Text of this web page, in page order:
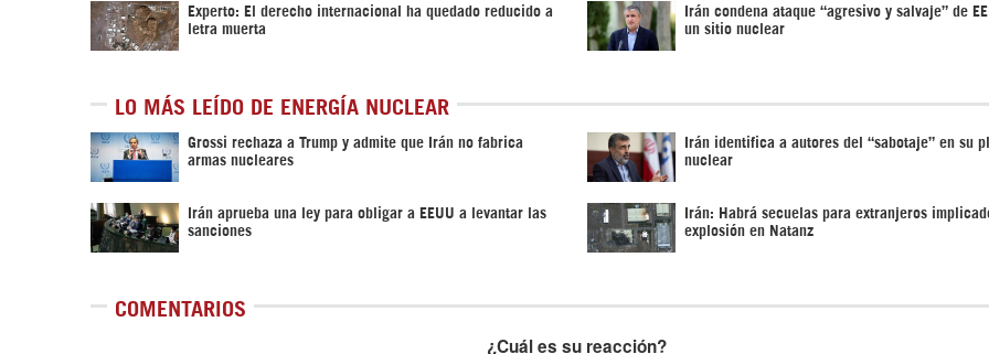
Experto: El derecho internacional ha quedado reducido a
letra muerta
Irán condena ataque “agresivo y salvaje” de
un sitio nuclear
LO MÁS LEÍDO DE ENERGÍA NUCLEAR
Grossi rechaza a Trump y admite que Irán no fabrica
armas nucleares
Irán identifica a autores del “sabotaje” en su
nuclear
Irán aprueba una ley para obligar a EEUU a levantar las
sanciones
Irán: Habrá secuelas para extranjeros
explosión en Natanz
COMENTARIOS